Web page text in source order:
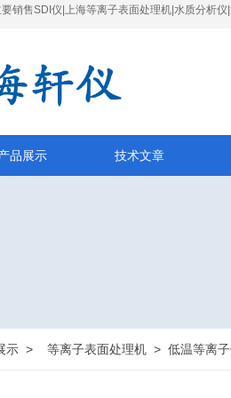
销售SDI仪|上海等离子表面处理机|水质分析
品展示 技术文章
示 > 等离子表面处理机 > 低温等离